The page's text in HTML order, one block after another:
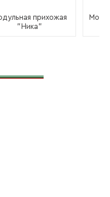
прихожая
"Ника"